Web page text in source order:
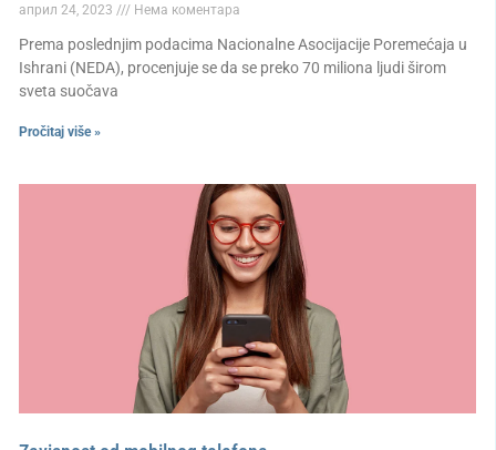
април 24, 2023 Нема коментара
Prema poslednjim podacima Nacionalne Asocijacije Poremećaja u
Ishrani (NEDA), procenjuje se da se preko 70 miliona ljudi širom
sveta suočava
Pročitaj više »